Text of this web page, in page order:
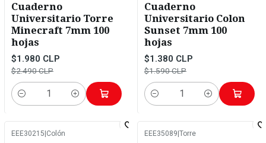
Cuaderno
Universitario Torre
Minecraft 7mm 100
hojas
$1.980 CLP
$2.490 CLP
Cantidad
Cuaderno
Universitario Colon
Sunset 7mm 100
hojas
$1.380 CLP
$1.590 CLP
Cantidad
EEE30215 Colón EEE35089 Torre